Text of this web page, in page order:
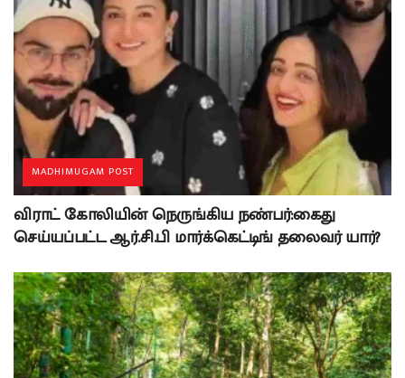
MADHIMUGAM POST
விராட் கோலியின் நெருங்கிய நண்பர்:கைது
செய்யப்பட்ட ஆர்.சி.பி மார்க்கெட்டிங் தலைவர் யார்?